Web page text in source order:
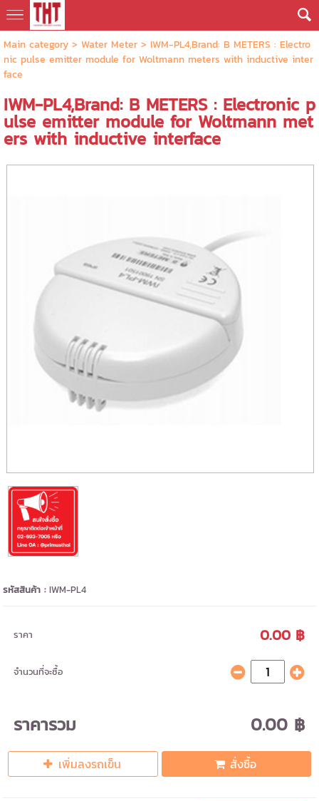
Main category> Water Meter> IWM-PL4,Brand: B METERS : Electro
nic pulse emitter module for Woltmann meters with inductive inter
face
IWM-PL4,Brand: B METERS : Electronic p
ulse emitter module for Woltmann met
ers with inductive interface
รหัสสินค้า :IWM-PL4
ราคา 0.00 ฿
จำนวนที่จะซื้อ
ราคารวม 0.00 ฿
เพิ่มลงรถเข็น สั่งซื้อ